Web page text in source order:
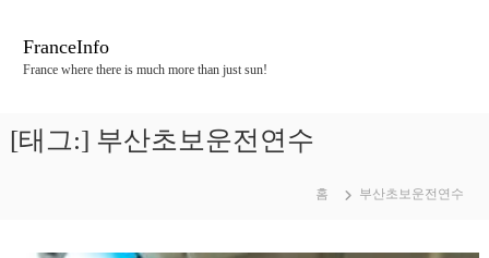
가
FranceInfo
France where there is much more than just sun!
[태그:] 부산초보운전연수
홈 부산초보운전연수